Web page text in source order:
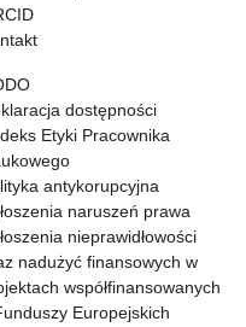
dostępności
Etyki Pracownika
antykorupcyjna
naruszeń prawa
nieprawidłowości
nadużyć finansowych w
współfinansowanych
Europejskich